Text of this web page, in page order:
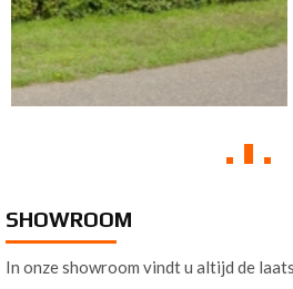
SHOWROOM
In onze showroom vindt u altijd de